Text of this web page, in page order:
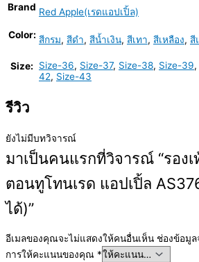
Brand Red Apple(เรดแอปเปิ้ล)
Color: สีกรม, สีดำ, สีน้ำเงิน, สีเทา, สีเหลือง, สี
Size: Size-36, Size-37, Size-38, Size-39,
42, Size-43
รีวิว
ยังไม่มีบทวิจารณ์
มาเป็นคนแรกที่วิจารณ์ “รอง
ตอนทูโทนเรด แอปเปิ้ล
ได้)”
อีเมลของคุณจะไม่แสดงให้คนอื่นเห็น ช่องข้อมูล
การให้คะแนนของคุณ *